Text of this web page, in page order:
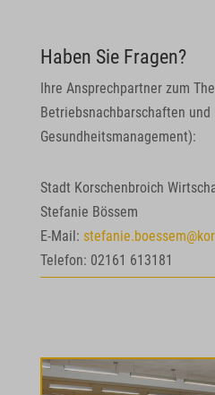
Haben Sie Fragen?
Ihre Ansprechpartner zum
Betriebsnachbarschaften
Gesundheitsmanagement):
Stadt Korschenbroich
Stefanie Bössem
E-Mail:
Telefon: 02161 613181